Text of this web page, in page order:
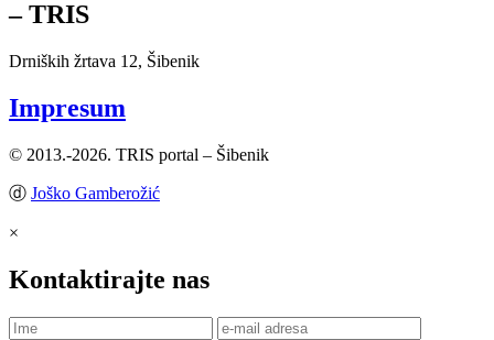
– TRIS
Drniških žrtava 12, Šibenik
Impresum
© 2013.-2026. TRIS portal – Šibenik
ⓓ Joško Gamberožić
×
Kontaktirajte nas